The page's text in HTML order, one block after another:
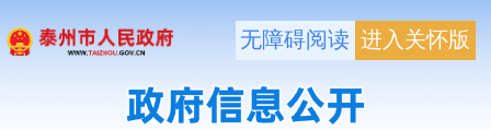
无障碍阅读 进入关怀版